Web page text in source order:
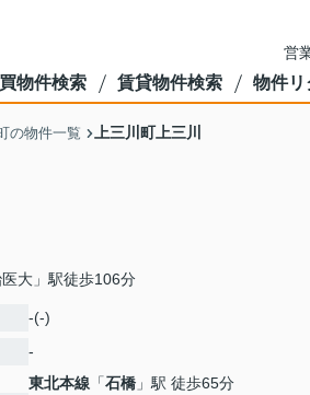
営
物件検索 賃貸物件検索 物件リ
の物件一覧 上三川町上三川
大」駅徒歩106分
-(-)
-
東北本線 「石橋 」駅 徒歩65分